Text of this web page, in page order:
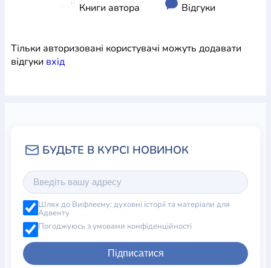
Книги автора Відгуки
Тільки авторизовані користувачі можуть додавати
відгуки вхiд
Шлях до Вифлеєму: духовні історії та матеріали для
Адвенту
Погоджуюсь з умовами конфіденційності
Підписатися